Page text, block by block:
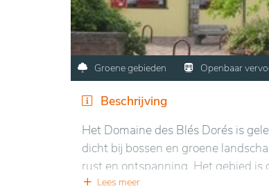
Groene gebieden Openbaar
Beschrijving
Het Domaine des Blés Dorés is
dicht bij bossen en groene
rust en ontspanning. Het gebied
tuinen, die het mogelijk maken om
Lees meer